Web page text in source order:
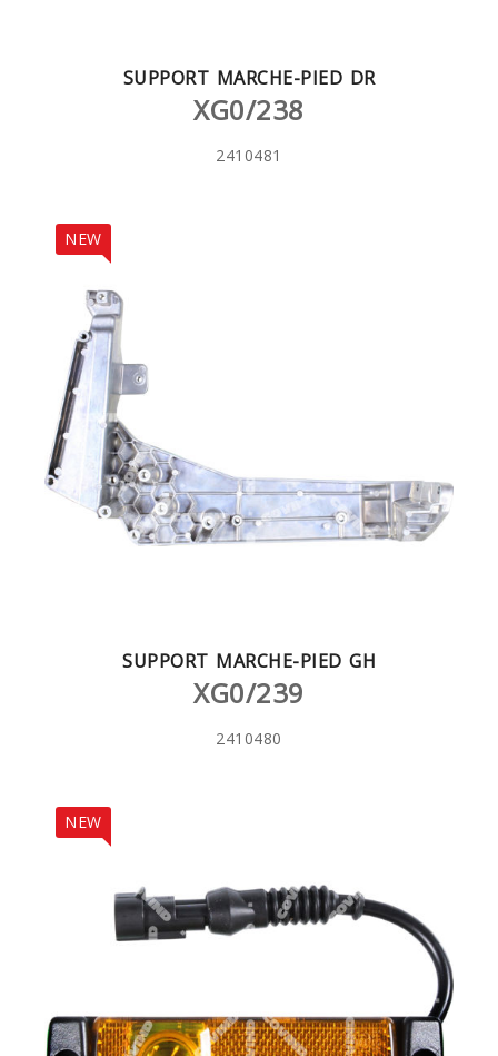
SUPPORT MARCHE-PIED DR
XG0/238
2410481
NEW
SUPPORT MARCHE-PIED GH
XG0/239
2410480
NEW